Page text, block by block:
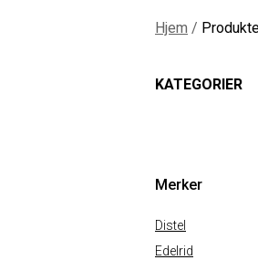
Hjem /
KATEGORIER
Merker
Distel
Edelrid